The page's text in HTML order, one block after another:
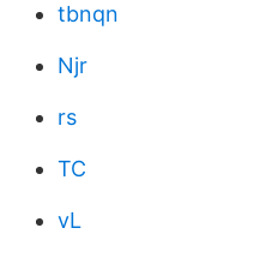
tbnqn
Njr
rs
TC
vL